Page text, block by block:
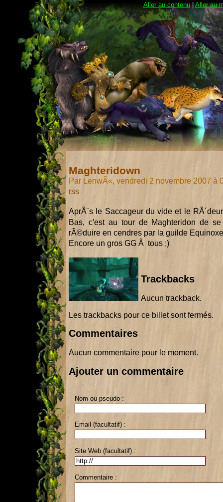
Aller au contenu|Aller au
Maghteridown
Par LenwÃ«, vendredi 2 novembre 2007 à
rss
AprÃ¨s le Saccageur du vide et le
Bas, c'est au tour de Maghteridon de se
rÃ©duire en cendres par la guilde
Encore un gros GG Ã tous ;)
Trackbacks
Aucun trackback.
Les trackbacks pour ce billet sont fermés.
Commentaires
Aucun commentaire pour le moment.
Ajouter un commentaire
Nom ou pseudo :
Email (facultatif) :
Site Web (facultatif) :
Commentaire :